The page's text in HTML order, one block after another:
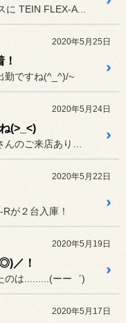
本日は朝から50系プリウスに TEIN FLEX-A ＆ ED...
2020年5月25日
勤ですね(^_^)/~
2020年5月24日
(>_<)
2020年5月22日
が２台入庫！
2020年5月19日
／！
のは.........(ーー゛)
2020年5月17日